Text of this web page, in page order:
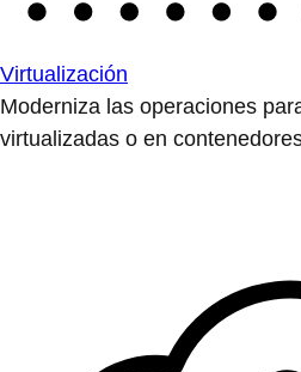
Virtualización
Moderniza las operaciones
virtualizadas o en